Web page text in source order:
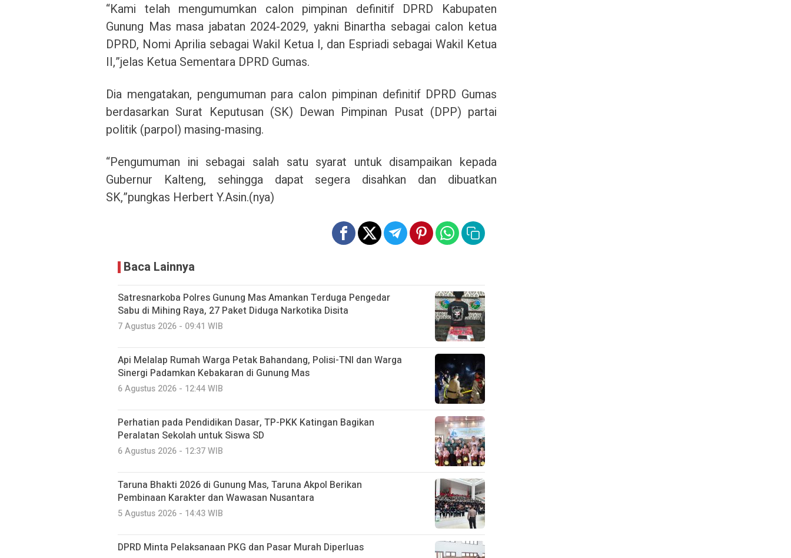
“Kami telah mengumumkan calon pimpinan definitif DPRD Kabupaten
Gunung Mas masa jabatan 2024-2029, yakni Binartha sebagai calon ketua
DPRD, Nomi Aprilia sebagai Wakil Ketua I, dan Espriadi sebagai Wakil Ketua
II,”jelas Ketua Sementara DPRD Gumas.
Dia mengatakan, pengumuman para calon pimpinan definitif DPRD Gumas
berdasarkan Surat Keputusan (SK) Dewan Pimpinan Pusat (DPP) partai
politik (parpol) masing-masing.
“Pengumuman ini sebagai salah satu syarat untuk disampaikan kepada
Gubernur Kalteng, sehingga dapat segera disahkan dan dibuatkan
SK,”pungkas Herbert Y.Asin.(nya)
Baca Lainnya
Satresnarkoba Polres Gunung Mas Amankan Terduga Pengedar
Sabu di Mihing Raya, 27 Paket Diduga Narkotika Disita
7 Agustus 2026 - 09:41 WIB
Api Melalap Rumah Warga Petak Bahandang, Polisi-TNI dan Warga
Sinergi Padamkan Kebakaran di Gunung Mas
6 Agustus 2026 - 12:44 WIB
Perhatian pada Pendidikan Dasar, TP-PKK Katingan Bagikan
Peralatan Sekolah untuk Siswa SD
6 Agustus 2026 - 12:37 WIB
Taruna Bhakti 2026 di Gunung Mas, Taruna Akpol Berikan
Pembinaan Karakter dan Wawasan Nusantara
5 Agustus 2026 - 14:43 WIB
DPRD Minta Pelaksanaan PKG dan Pasar Murah Diperluas